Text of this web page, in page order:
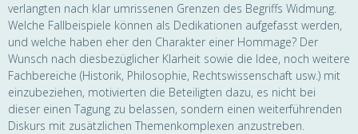
verlangten nach klar umrissenen Grenzen des Begriffs Widmung.
Welche Fallbeispiele können als Dedikationen aufgefasst werden,
und welche haben eher den Charakter einer Hommage? Der
Wunsch nach diesbezüglicher Klarheit sowie die Idee, noch weitere
Fachbereiche (Historik, Philosophie, Rechtswissenschaft usw.) mit
einzubeziehen, motivierten die Beteiligten dazu, es nicht bei
dieser einen Tagung zu belassen, sondern einen weiterführenden
Diskurs mit zusätzlichen Themenkomplexen anzustreben.